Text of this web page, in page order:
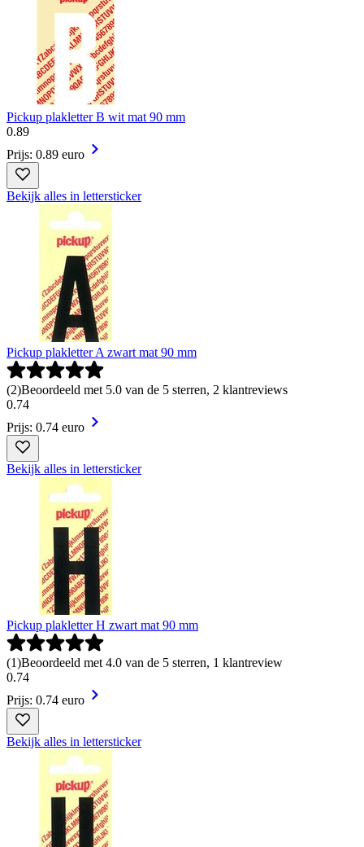
Pickup plakletter B wit mat 90 mm
0.89
Prijs: 0.89 euro
Bekijk alles in lettersticker
Pickup plakletter A zwart mat 90 mm
(2)Beoordeeld met 5.0 van de 5 sterren, 2 klantreviews
0.74
Prijs: 0.74 euro
Bekijk alles in lettersticker
Pickup plakletter H zwart mat 90 mm
(1)Beoordeeld met 4.0 van de 5 sterren, 1 klantreview
0.74
Prijs: 0.74 euro
Bekijk alles in lettersticker